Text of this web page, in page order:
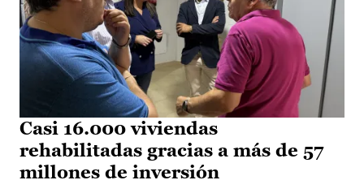
Casi 16.000 viviendas
rehabilitadas gracias a más de 57
millones de inversión